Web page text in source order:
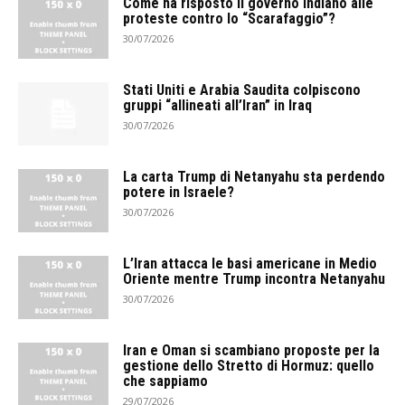
Come ha risposto il governo indiano alle
proteste contro lo “Scarafaggio”?
30/07/2026
Stati Uniti e Arabia Saudita colpiscono
gruppi “allineati all’Iran” in Iraq
30/07/2026
La carta Trump di Netanyahu sta perdendo
potere in Israele?
30/07/2026
L’Iran attacca le basi americane in Medio
Oriente mentre Trump incontra Netanyahu
30/07/2026
Iran e Oman si scambiano proposte per la
gestione dello Stretto di Hormuz: quello
che sappiamo
29/07/2026